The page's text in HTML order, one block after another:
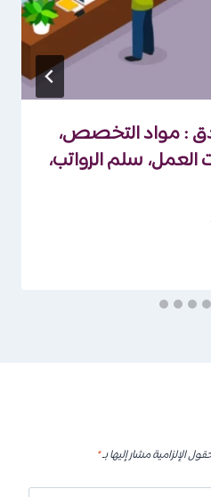
: مواد التخصص،
العمل، سلم الرواتب،
الإلزامية مشار إليها بـ*